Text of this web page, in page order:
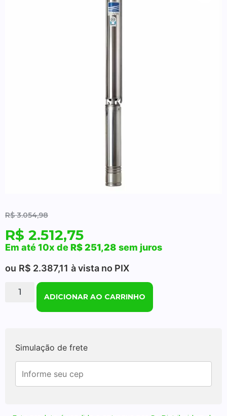
R$3.054,98
R$ 2.512,75
Em até 10x deR$251,28 sem juros
ou R$ 2.387,11 à vista no PIX
ADICIONAR AO CARRINHO
Simulação de frete